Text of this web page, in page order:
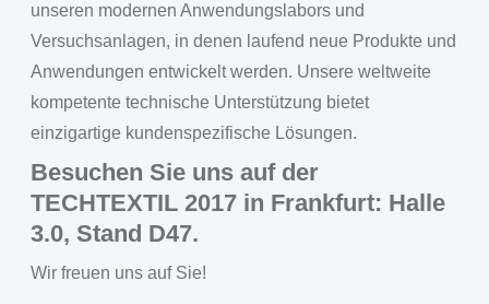
unseren modernen Anwendungslabors und
Versuchsanlagen, in denen laufend neue Produkte und
Anwendungen entwickelt werden. Unsere weltweite
kompetente technische Unterstützung bietet
einzigartige kundenspezifische Lösungen.
Besuchen Sie uns auf der
TECHTEXTIL 2017 in Frankfurt: Halle
3.0, Stand D47.
Wir freuen uns auf Sie!